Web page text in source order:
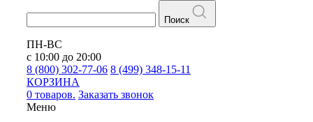
Поиск
ПН-ВС
с 10:00 до 20:00
8 (800) 302-77-06 8 (499) 348-15-11
КОРЗИНА
0 товаров. Заказать звонок
Меню